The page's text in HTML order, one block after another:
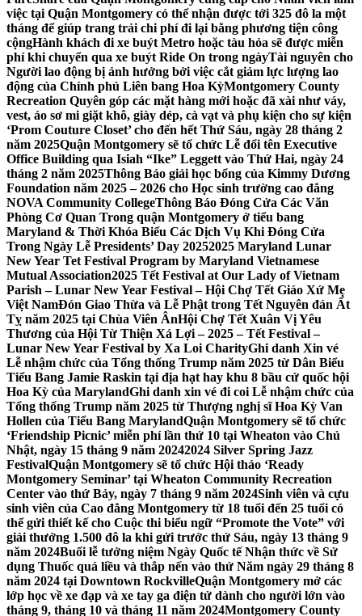
việc tại Quận Montgomery có thể nhận được tới 325 đô la một
tháng để giúp trang trải chi phí đi lại bằng phương tiện công
cộngHành khách đi xe buýt Metro hoặc tàu hỏa sẽ được miễn
phí khi chuyển qua xe buýt Ride On trong ngàyTài nguyên cho
Người lao động bị ảnh hưởng bởi việc cắt giảm lực lượng lao
động của Chính phủ Liên bang Hoa KỳMontgomery County
Recreation Quyên góp các mặt hàng mới hoặc đã xài như váy,
vest, áo sơ mi giặt khô, giày dép, cà vạt và phụ kiện cho sự kiện
‘Prom Couture Closet’ cho đến hết Thứ Sáu, ngày 28 tháng 2
năm 2025Quận Montgomery sẽ tổ chức Lễ đổi tên Executive
Office Building qua Isiah “Ike” Leggett vào Thứ Hai, ngày 24
tháng 2 năm 2025Thông Báo giải học bổng của Kimmy Dương
Foundation năm 2025 – 2026 cho Học sinh trường cao đẳng
NOVA Community CollegeThông Báo Đóng Cửa Các Văn
Phòng Cơ Quan Trong quận Montgomery ở tiểu bang
Maryland & Thời Khóa Biểu Các Dịch Vụ Khi Đóng Cửa
Trong Ngày Lễ Presidents’ Day 20252025 Maryland Lunar
New Year Tet Festival Program by Maryland Vietnamese
Mutual Association2025 Tết Festival at Our Lady of Vietnam
Parish – Lunar New Year Festival – Hội Chợ Tết Giáo Xứ Mẹ
Việt NamĐón Giao Thừa và Lễ Phật trong Tết Nguyên đán Ất
Tỵ năm 2025 tại Chùa Viên ÂnHội Chợ Tết Xuân Vị Yêu
Thương của Hội Từ Thiện Xá Lợi – 2025 – Tết Festival –
Lunar New Year Festival by Xa Loi CharityGhi danh Xin vé
Lễ nhậm chức của Tổng thống Trump năm 2025 từ Dân Biểu
Tiểu Bang Jamie Raskin tại địa hạt hay khu 8 bầu cử quốc hội
Hoa Kỳ của MarylandGhi danh xin vé đi coi Lễ nhậm chức của
Tổng thống Trump năm 2025 từ Thượng nghị sĩ Hoa Kỳ Van
Hollen của Tiểu Bang MarylandQuận Montgomery sẽ tổ chức
‘Friendship Picnic’ miễn phí lần thứ 10 tại Wheaton vào Chủ
Nhật, ngày 15 tháng 9 năm 20242024 Silver Spring Jazz
FestivalQuận Montgomery sẽ tổ chức Hội thảo ‘Ready
Montgomery Seminar’ tại Wheaton Community Recreation
Center vào thứ Bảy, ngày 7 tháng 9 năm 2024Sinh viên và cựu
sinh viên của Cao đẳng Montgomery từ 18 tuổi đến 25 tuổi có
thể gửi thiết kế cho Cuộc thi biểu ngữ “Promote the Vote” với
giải thưởng 1.500 đô la khi gửi trước thứ Sáu, ngày 13 tháng 9
năm 2024Buổi lễ tưởng niệm Ngày Quốc tế Nhận thức về Sử
dụng Thuốc quá liều và thắp nến vào thứ Năm ngày 29 tháng 8
năm 2024 tại Downtown RockvilleQuận Montgomery mở các
lớp học về xe đạp và xe tay ga điện tử dành cho người lớn vào
tháng 9, tháng 10 và tháng 11 năm 2024Montgomery County